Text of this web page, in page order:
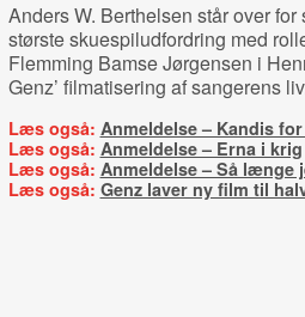
Anders W. Berthelsen står over for
største skuespiludfordring med
Flemming Bamse Jørgensen i
Genz’ filmatisering af sangerens
Læs også: Anmeldelse – Kandis
Læs også: Anmeldelse – Erna i krig
Læs også: Anmeldelse – Så længe
Læs også: Genz laver ny film til